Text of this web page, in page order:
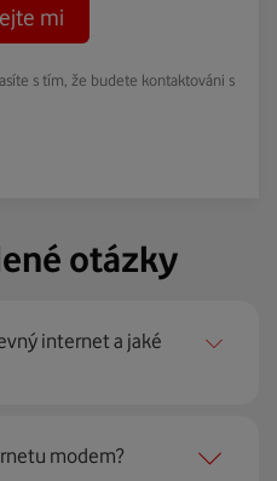
mi
s tím, že budete kontaktováni s
otázky
internet a jaké
modem?